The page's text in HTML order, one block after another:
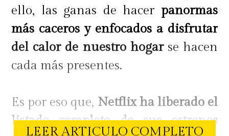
ello, las ganas de hacer panormas
más caceros y enfocados a disfrutar
del calor de nuestro hogarse hacen
cada más presentes.
Es por eso que, Netflix ha liberado el
listado completo de sus estrenos
LEER ARTICULO COMPLETO